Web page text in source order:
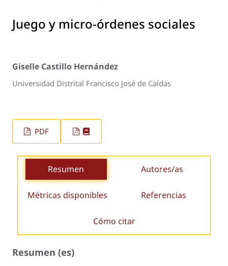
Juego y micro-órdenes sociales
Giselle Castillo Hernández
Universidad Distrital Francisco José de Caldas
PDF
Resumen Autores/as
Métricas disponibles Referencias
Cómo citar
Resumen (es)